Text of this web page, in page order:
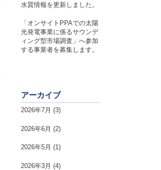
水質情報を更新しました。
「オンサイトPPAでの太陽
光発電事業に係るサウンデ
ィング型市場調査」へ参加
する事業者を募集します。
アーカイブ
2026年7月 (3)
2026年6月 (2)
2026年5月 (1)
2026年3月 (4)